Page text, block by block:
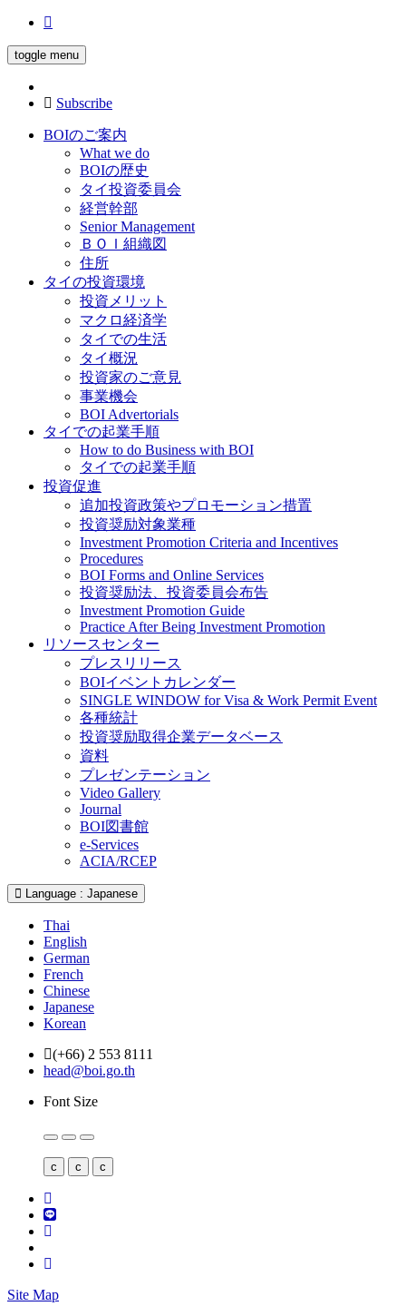
toggle menu
Subscribe
BOIのご案内
What we do
BOIの歴史
タイ投資委員会
経営幹部
Senior Management
ＢＯＩ組織図
住所
タイの投資環境
投資メリット
マクロ経済学
タイでの生活
タイ概況
投資家のご意見
事業機会
BOI Advertorials
タイでの起業手順
How to do Business with BOI
タイでの起業手順
投資促進
追加投資政策やプロモーション措置
投資奨励対象業種
Investment Promotion Criteria and Incentives
Procedures
BOI Forms and Online Services
投資奨励法、投資委員会布告
Investment Promotion Guide
Practice After Being Investment Promotion
リソースセンター
プレスリリース
BOIイベントカレンダー
SINGLE WINDOW for Visa & Work Permit Event
各種統計
投資奨励取得企業データベース
資料
プレゼンテーション
Video Gallery
Journal
BOI図書館
e-Services
ACIA/RCEP
Language : Japanese
Thai
English
German
French
Chinese
Japanese
Korean
(+66) 2 553 8111
head@boi.go.th
Font Size
c c c
Site Map